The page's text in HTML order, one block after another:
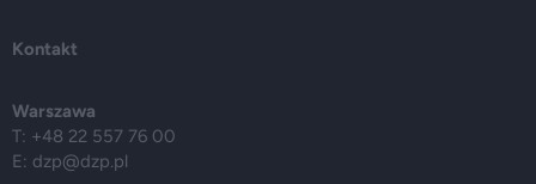
Kontakt
Warszawa
T: +48 22 557 76 00
E: dzp@dzp.pl